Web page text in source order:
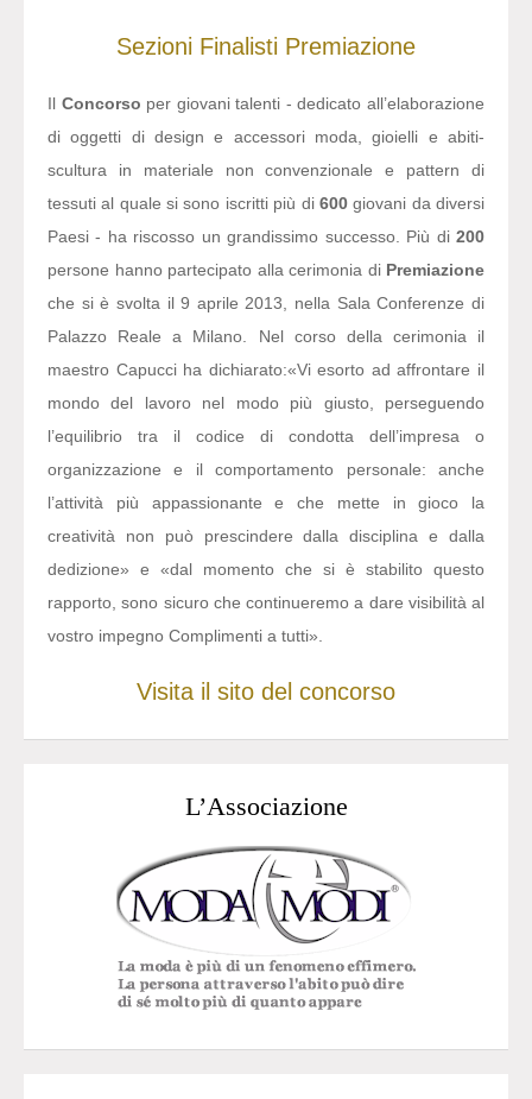
Sezioni Finalisti Premiazione
Il Concorso per giovani talenti - dedicato all’elaborazione
di oggetti di design e accessori moda, gioielli e abiti-
scultura in materiale non convenzionale e pattern di
tessuti al quale si sono iscritti più di 600giovani da diversi
Paesi - ha riscosso un grandissimo successo. Più di 200
persone hanno partecipato alla cerimonia di Premiazione
che si è svolta il 9 aprile 2013, nella Sala Conferenze di
Palazzo Reale a Milano. Nel corso della cerimonia il
maestro Capucci ha dichiarato:«Vi esorto ad affrontare il
mondo del lavoro nel modo più giusto, perseguendo
l’equilibrio tra il codice di condotta dell’impresa o
organizzazione e il comportamento personale: anche
l’attività più appassionante e che mette in gioco la
creatività non può prescindere dalla disciplina e dalla
dedizione» e «dal momento che si è stabilito questo
rapporto, sono sicuro che continueremo a dare visibilità al
vostro impegno Complimenti a tutti».
Visita il sito del concorso
L’Associazione